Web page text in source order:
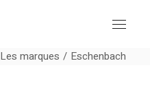
Les marques Eschenbach